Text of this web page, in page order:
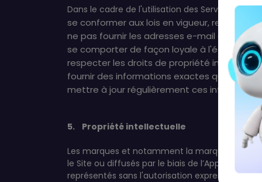
Dans le cadre de l'utilisation des Services,
se conformer aux lois en vigueur,
ne pas fournir les adresses e-mail ou les
se comporter de façon loyale à l'égard de
respecter les droits de propriété
fournir des informations exactes quant à
mettre à jour régulièrement ces
5. Propriété intellectuelle
Les marques et notamment la marque qwartz-
le Site ou diffusés par le biais de l’Application
représentés sans l'autorisation expresse de la